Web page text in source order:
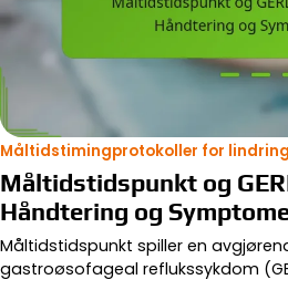
Måltidstimingprotokoller for
Måltidstidspunkt og
Håndtering og
Måltidstidspunkt spiller en
gastroøsofageal reflukssykdom